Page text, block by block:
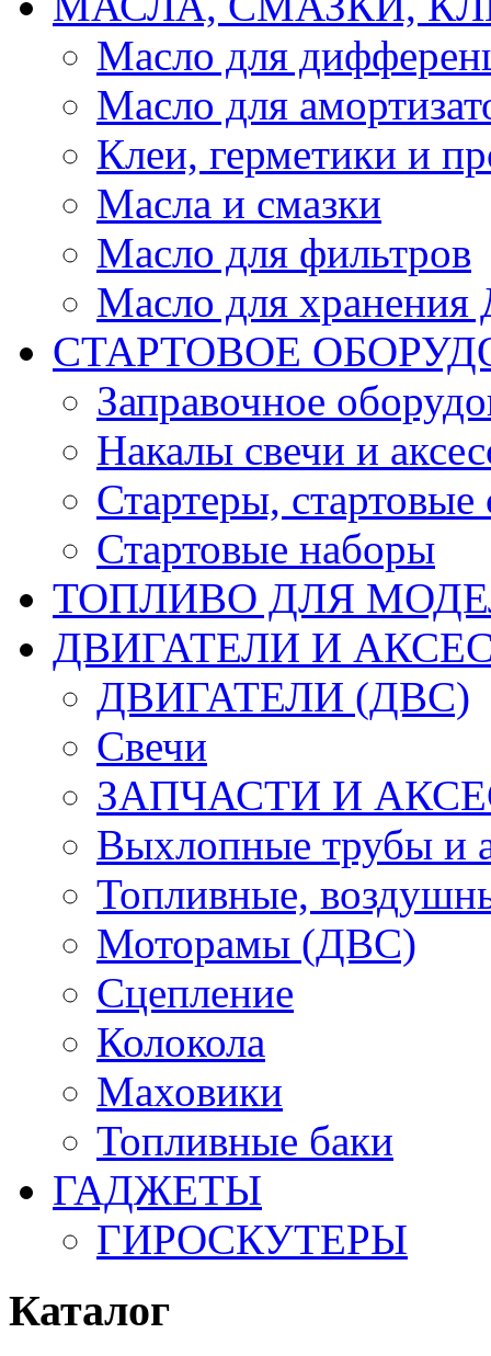
Масло для
Масло для
Клеи, герметики и
Масла и смазки
Масло для фильтров
Масло для
СТАРТОВОЕ
Заправочное
Накалы свечи и
Стартеры, стартовые
Стартовые наборы
ТОПЛИВО ДЛЯ
ДВИГАТЕЛИ И
ДВИГАТЕЛИ (ДВС)
Свечи
ЗАПЧАСТИ И
Выхлопные трубы и
Топливные,
Моторамы (ДВС)
Сцепление
Колокола
Маховики
Топливные баки
ГАДЖЕТЫ
ГИРОСКУТЕРЫ
Каталог